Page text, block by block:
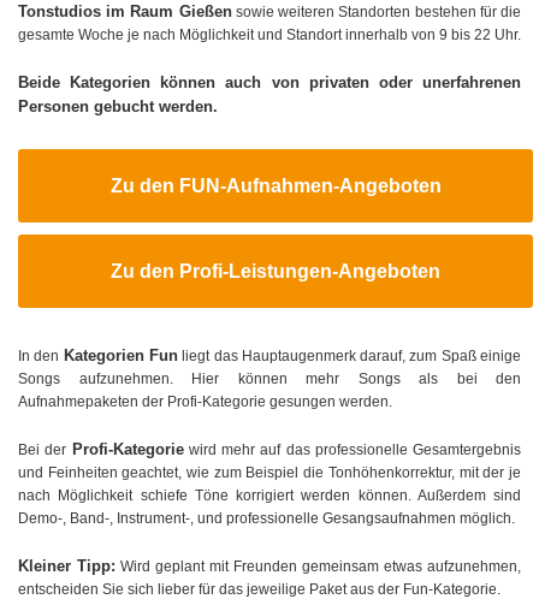
Tonstudios im Raum Gießensowie weiteren Standorten bestehen für die
gesamte Woche je nach Möglichkeit und Standort innerhalb von 9 bis 22 Uhr.
Beide Kategorien können auch von privaten oder unerfahrenen
Personen gebucht werden.
Zu den FUN-Aufnahmen-Angeboten
Zu den Profi-Leistungen-Angeboten
In den Kategorien Funliegt das Hauptaugenmerk darauf, zum Spaß einige
Songs aufzunehmen. Hier können mehr Songs als bei den
Aufnahmepaketen der Profi-Kategorie gesungen werden.
Bei der Profi-Kategoriewird mehr auf das professionelle Gesamtergebnis
und Feinheiten geachtet, wie zum Beispiel die Tonhöhenkorrektur, mit der je
nach Möglichkeit schiefe Töne korrigiert werden können. Außerdem sind
Demo-, Band-, Instrument-, und professionelle Gesangsaufnahmen möglich.
Kleiner Tipp: Wird geplant mit Freunden gemeinsam etwas aufzunehmen,
entscheiden Sie sich lieber für das jeweilige Paket aus der Fun-Kategorie.